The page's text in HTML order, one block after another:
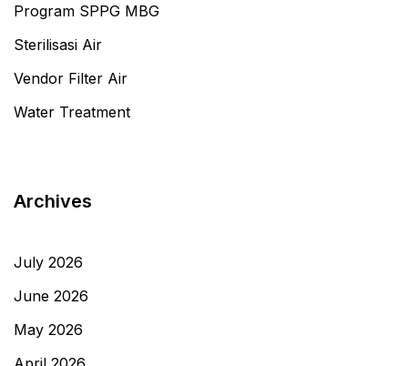
Program SPPG MBG
Sterilisasi Air
Vendor Filter Air
Water Treatment
Archives
July 2026
June 2026
May 2026